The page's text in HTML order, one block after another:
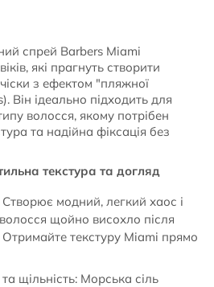
спрей Barbers Miami
які прагнуть створити
з ефектом "пляжної
Він ідеально підходить для
волосся, якому потрібен
та надійна фіксація без
текстура та догляд
модний, легкий хаос і
волосся щойно висохло після
текстуру Miami прямо
щільність: Морська сіль